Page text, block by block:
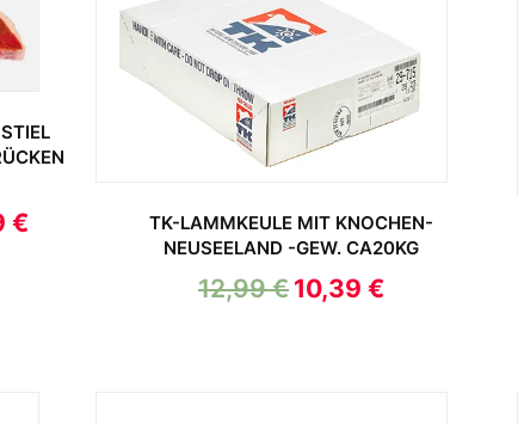
€
TK-LAMMKEULE MIT KNOCHEN-
NEUSEELAND -GEW. CA20KG
12,99€ 10,39 €